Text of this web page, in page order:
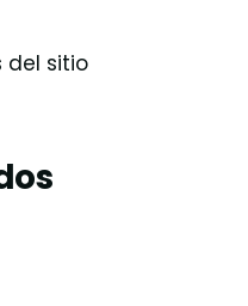
del sitio